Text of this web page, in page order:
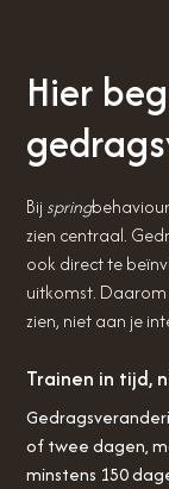
Hier
Bij spring
zien centraal.
ook direct te
uitkomst.
zien, niet aan je
Trainen in tijd,
of twee dagen,
minstens 150